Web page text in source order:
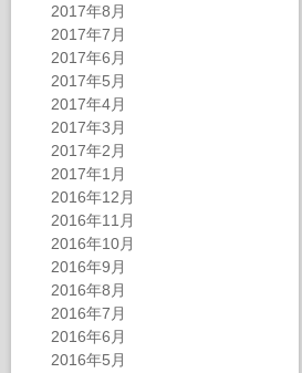
2017年8月
2017年7月
2017年6月
2017年5月
2017年4月
2017年3月
2017年2月
2017年1月
2016年12月
2016年11月
2016年10月
2016年9月
2016年8月
2016年7月
2016年6月
2016年5月